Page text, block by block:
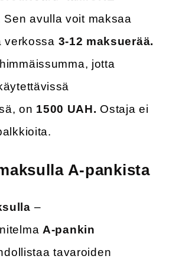
Sen avulla voit maksaa
verkossa 3-12 maksuerää.
jotta
on 1500 UAH. Ostaja ei
A-pankista
–
A-pankin
tavaroiden